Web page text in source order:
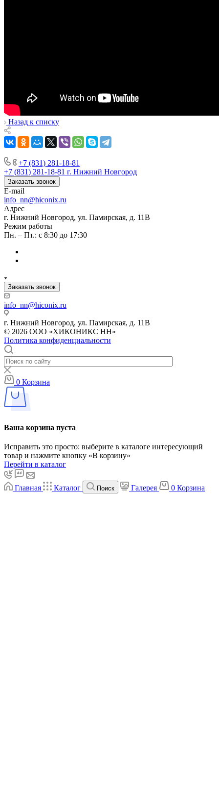
Назад к списку
+7 (831) 281-18-81
+7 (831) 281-18-81 г. Нижний Новгород
Заказать звонок
E-mail
info_nn@hiconix.ru
Адрес
г. Нижний Новгород, ул. Памирская, д. 11В
Режим работы
Пн. – Пт.: с 8:30 до 17:30
Заказать звонок
info_nn@hiconix.ru
г. Нижний Новгород, ул. Памирская, д. 11В
© 2026 ООО «ХИКОНИКС НН»
Политика конфиденциальности
0 Корзина
Ваша корзина пуста
Исправить это просто: выберите в каталоге интересующий
товар и нажмите кнопку «В корзину»
Перейти в каталог
Главная Каталог Поиск Галерея 0 Корзина